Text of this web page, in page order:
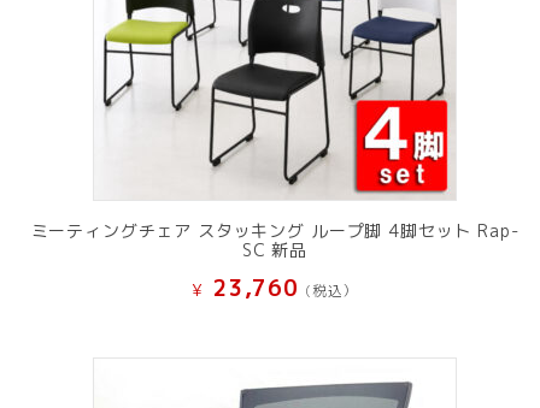
ミーティングチェア スタッキング ループ脚 4脚セット Rap-
SC 新品
¥ 23,760 (税込）